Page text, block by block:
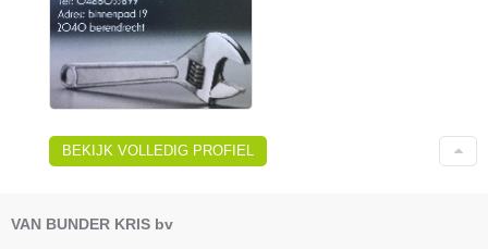
BEKIJK VOLLEDIG PROFIEL
VAN BUNDER KRIS bv